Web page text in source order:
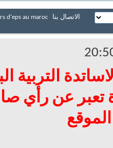
الاتصال بنا
d'eps au maroc
التربية
عن رأي